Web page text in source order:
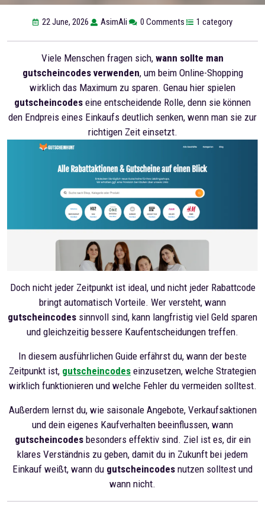
22 June, 2026 AsimAli 0 Comments 1 category
Viele Menschen fragen sich, wann sollte man
gutscheincodes verwenden, um beim Online-Shopping
wirklich das Maximum zu sparen. Genau hier spielen
gutscheincodes eine entscheidende Rolle, denn sie können
den Endpreis eines Einkaufs deutlich senken, wenn man sie zur
richtigen Zeit einsetzt.
Doch nicht jeder Zeitpunkt ist ideal, und nicht jeder Rabattcode
bringt automatisch Vorteile. Wer versteht, wann
gutscheincodes sinnvoll sind, kann langfristig viel Geld sparen
und gleichzeitig bessere Kaufentscheidungen treffen.
In diesem ausführlichen Guide erfährst du, wann der beste
Zeitpunkt ist, gutscheincodes einzusetzen, welche Strategien
wirklich funktionieren und welche Fehler du vermeiden solltest.
Außerdem lernst du, wie saisonale Angebote, Verkaufsaktionen
und dein eigenes Kaufverhalten beeinflussen, wann
gutscheincodesbesonders effektiv sind. Ziel ist es, dir ein
klares Verständnis zu geben, damit du in Zukunft bei jedem
Einkauf weißt, wann du gutscheincodes nutzen solltest und
wann nicht.